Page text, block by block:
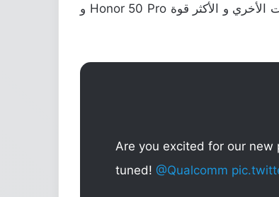
لذلك ، من المتوقع أن السلسلة الجديدة تشمل ثلاثة إصدارات. الإصدار الأساسي من Honor 50 ؛ بالإضافة إلى الإصدارات الأخري و الأكثر قوة Honor 50 Pro و
Are you excited for our
tuned!@Qualcomm